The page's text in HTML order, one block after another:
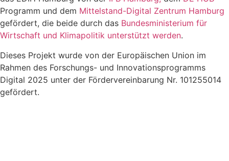
Programm und dem Mittelstand-Digital Zentrum Hamburg
gefördert, die beide durch das Bundesministerium für
Wirtschaft und Klimapolitik unterstützt werden.
Dieses Projekt wurde von der Europäischen Union im
Rahmen des Forschungs- und Innovationsprogramms
Digital 2025 unter der Fördervereinbarung Nr. 101255014
gefördert.